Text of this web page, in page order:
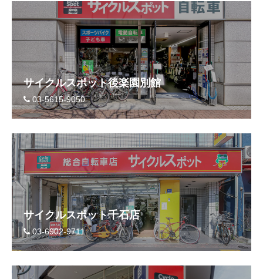
サイクルスポット後楽園別館
03-5615-9050
サイクルスポット千石店
03-6902-9711